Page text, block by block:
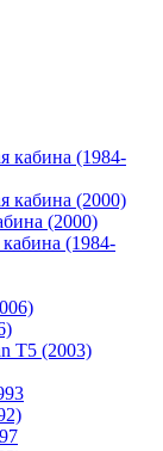
кабина (1984-
кабина (2000)
(2000)
(1984-
T5 (2003)